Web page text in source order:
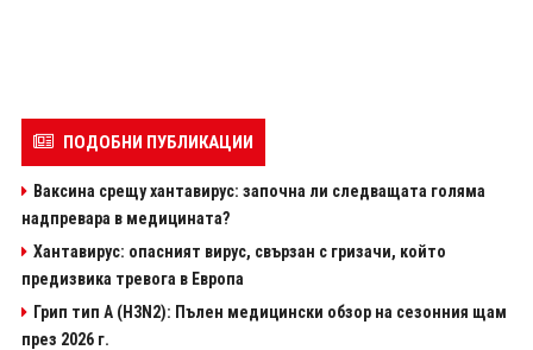
ПОДОБНИ ПУБЛИКАЦИИ
Ваксина срещу хантавирус: започна ли следващата голяма
надпревара в медицината?
Хантавирус: опасният вирус, свързан с гризачи, който
предизвика тревога в Европа
Грип тип A (H3N2): Пълен медицински обзор на сезонния щам
през 2026 г.